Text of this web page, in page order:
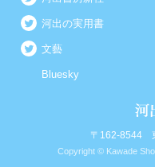
河出の実用書
文藝
Bluesky
〒162-8544
Copyright © Kawade